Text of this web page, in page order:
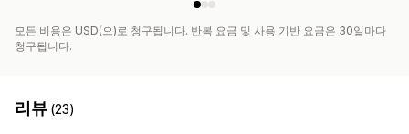
모든 비용은 USD(으)로 청구됩니다. 반복 요금 및 사용 기반 요금은 30일마다
청구됩니다.
리뷰 (23)